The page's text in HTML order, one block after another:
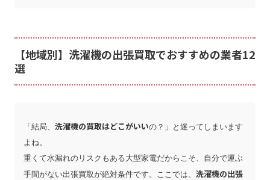
【地域別】洗濯機の出張買取でおすすめの業者12
選
「結局、 洗濯機の買取はどこがいいの？」と迷ってしまいます
よね。
重くて水漏れのリスクもある大型家電だからこそ、自分で運ぶ
手間がない出張買取が絶対条件です。ここでは、 洗濯機の出張